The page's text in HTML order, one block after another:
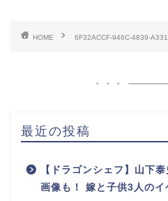
HOME 6F32ACCF-946C-4839-
最近の投稿
【ドラゴンシェフ】山下
画像も！ 嫁と子供3人のイ